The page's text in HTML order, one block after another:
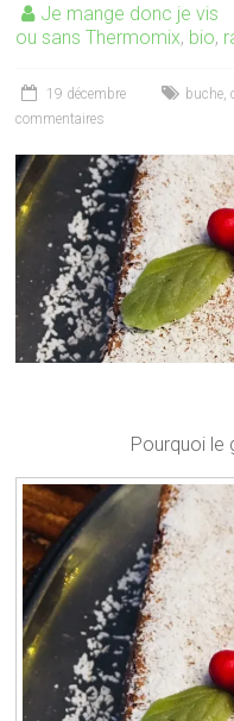
Je mange donc je vis
ou sans Thermomix, bio,
19 décembre buche,
commentaires
Pourquoi le